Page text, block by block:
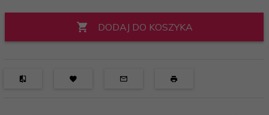
DODAJ DO KOSZYKA